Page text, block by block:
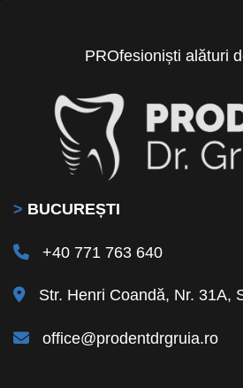
PROfesioniști alături
> BUCUREȘTI
+40 771 763 640
Str. Henri Coandă, Nr. 31A,
office@prodentdrgruia.ro